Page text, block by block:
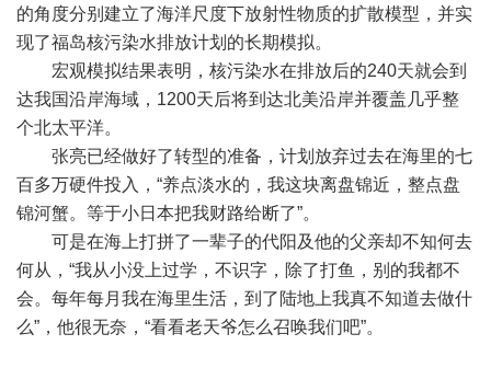
的角度分别建立了海洋尺度下放射性物质的扩散模型，并实
现了福岛核污染水排放计划的长期模拟。
宏观模拟结果表明，核污染水在排放后的240天就会到
达我国沿岸海域，1200天后将到达北美沿岸并覆盖几乎整
个北太平洋。
张亮已经做好了转型的准备，计划放弃过去在海里的七
百多万硬件投入，“养点淡水的，我这块离盘锦近，整点盘
锦河蟹。等于小日本把我财路给断了”。
可是在海上打拼了一辈子的代阳及他的父亲却不知何去
何从，“我从小没上过学，不识字，除了打鱼，别的我都不
会。每年每月我在海里生活，到了陆地上我真不知道去做什
么”，他很无奈，“看看老天爷怎么召唤我们吧”。